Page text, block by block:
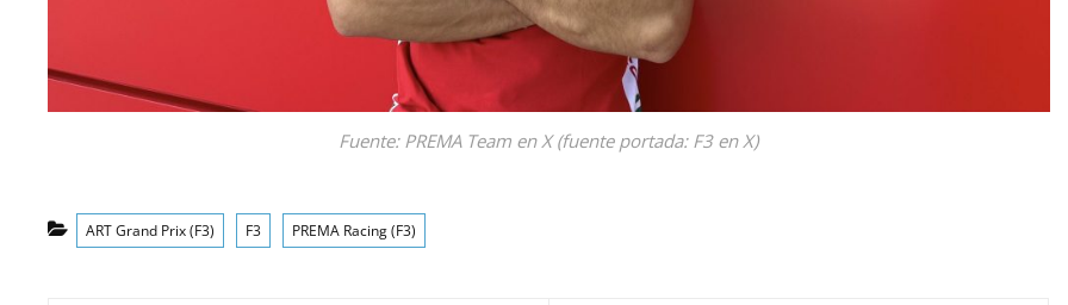
Fuente: PREMA Team en X (fuente portada: F3 en X)
Categorías
ART Grand Prix (F3) F3 PREMA Racing (F3)